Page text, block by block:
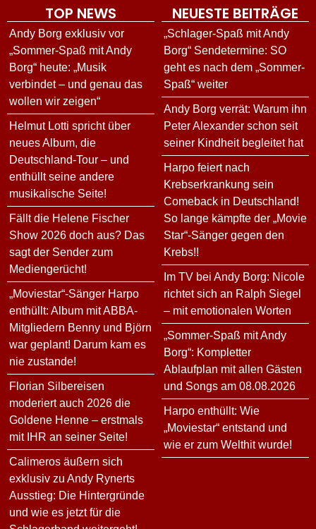
TOP NEWS
Andy Borg exklusiv vor
„Sommer-Spaß mit Andy
Borg“ heute: „Musik
verbindet – und genau das
wollen wir zeigen“
Helmut Lotti spricht über
neues Album, die
Deutschland-Tour – und
enthüllt seine andere
musikalische Seite!
Fällt die Helene Fischer
Show 2026 doch aus? Das
sagt der Sender zum
Mediengerücht!
„Moviestar“-Sänger Harpo
enthüllt: Album mit ABBA-
Mitgliedern Benny und Björn
war geplant! Darum kam es
nie zustande!
Florian Silbereisen
moderiert auch 2026 die
Goldene Henne – erstmals
mit IHR an seiner Seite!
Calimeros äußern sich
exklusiv zu Andy Rynerts
Ausstieg: Die Hintergründe
und wie es jetzt für die
NEUESTE BEITRÄGE
„Schlager-Spaß mit Andy
Borg“ Sendetermine: SO
geht es nach dem „Sommer-
Spaß“ weiter
Andy Borg verrät: Warum ihn
Peter Alexander schon seit
seiner Kindheit begleitet hat
Harpo feiert nach
Krebserkrankung sein
Comeback in Deutschland!
So lange kämpfte der „Movie
Star“-Sänger gegen den
Krebs!!
Im TV bei Andy Borg: Nicole
richtet sich an Ralph Siegel
– mit emotionalen Worten
„Sommer-Spaß mit Andy
Borg“: Kompletter
Ablaufplan mit allen Gästen
und Songs am 08.08.2026
Harpo enthüllt: Wie
„Moviestar“ entstand und
wie er zum Welthit wurde!